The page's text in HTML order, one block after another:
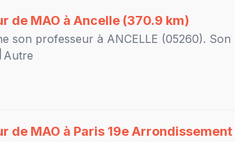
de MAO à Ancelle (370.9 km)
son professeur à ANCELLE (05260). Son
Autre
de MAO à Paris 19e Arrondissement